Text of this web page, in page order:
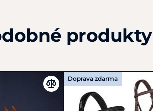
produkty
Doprava zdarma